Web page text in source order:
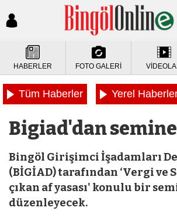
HABERLER FOTO GALERİ
Tüm Haberler Yerel
Bigiad'dan
Bingöl Girişimci İşadamları
(BİGİAD) tarafından ‘Vergi ve
çıkan af yasası' konulu bir
düzenleyecek.